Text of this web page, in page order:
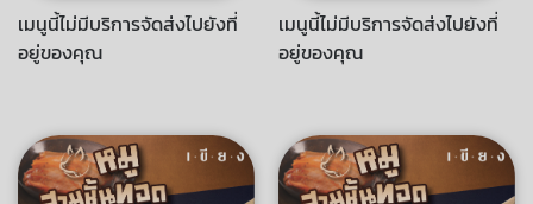
เมนูนี้ไม่มีบริการจัดส่งไปยังที่
อยู่ของคุณ
เมนูนี้ไม่มีบริการจัดส่งไปยังที่
อยู่ของคุณ